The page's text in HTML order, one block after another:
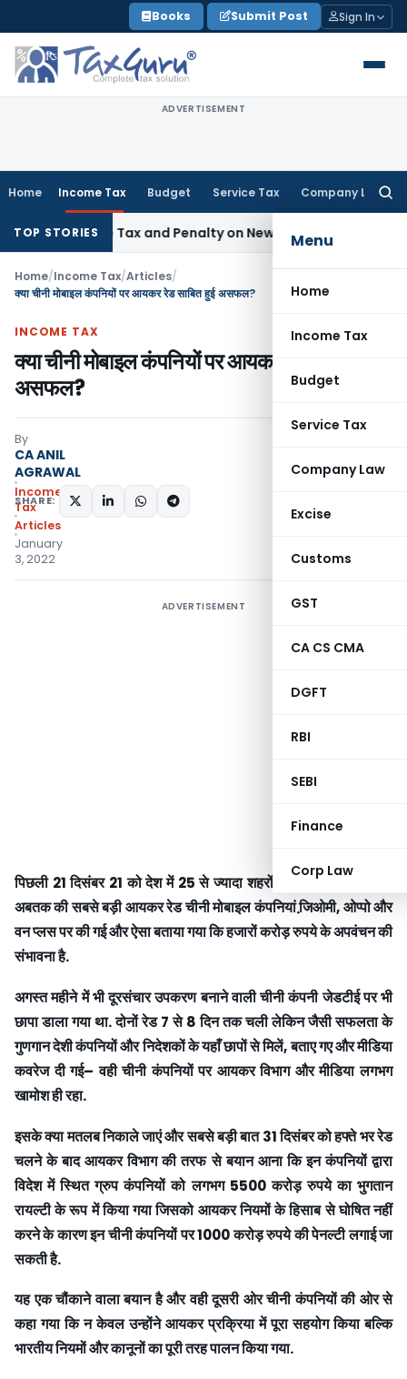
to
content
Books Submit Post Sign In
ADVERTISEMENT
Home Income Tax Budget Service Tax Company Law
Menu
Home
Income Tax
Budget
Service Tax
Company Law
Excise
Customs
GST
CA CS CMA
DGFT
RBI
SEBI
Finance
Corp Law
TOP STORIES
Tax and Penalty on Newly Registered Vehicle
Home/Income Tax/Articles/
क्या चीनी मोबाइल कंपनियों पर आयकर रेड साबित हुई असफल?
INCOME TAX
क्या चीनी मोबाइल कंपनियों पर आयकर रेड साबित हुई
असफल?
By
CA ANIL
AGRAWAL
Income
Tax
Articles
January
3, 2022
SHARE:
ADVERTISEMENT
पिछली 21दिसंबर 21को देश में 25से ज्यादा शहरों और लगभग
अबतक की सबसे बड़ी आयकर रेड चीनी मोबाइल कंपनियां जि़ओमी,ओप्पो और
वन प्लस पर की गई और ऐसा बताया गया कि हजारों करोड़ रुपये के अपवंचन की
संभावना है.
अगस्त महीने में भी दूरसंचार उपकरण बनाने वाली चीनी कंपनी जेडटीई पर भी
छापा डाला गया था.दोनों रेड7से8दिन तक चली लेकिन जैसी सफलता के
गुणगान देशी कंपनियों और निदेशकों के यहाँ छापों से मिलें,बताए गए और मीडिया
कवरेज दी गई–वही चीनी कंपनियों पर आयकर विभाग और मीडिया लगभग
खामोश ही रहा.
इसके क्या मतलब निकाले जाएं और सबसे बड़ी बात31दिसंबर को हफ्ते भर रेड
चलने के बाद आयकर विभाग की तरफ से बयान आना कि इन कंपनियों द्वारा
विदेश में स्थित ग्रुप कंपनियों को लगभग 5500करोड़ रुपये का भुगतान
रायल्टी के रूप में किया गया जिसको आयकर नियमों के हिसाब से घोषितनहीं
करने के कारण इन चीनी कंपनियों पर1000करोड़ रुपये की पेनल्टी लगाई जा
सकती है.
यह एक चौंकाने वाला बयान है और वही दूसरी ओर चीनी कंपनियों की ओर से
कहा गया कि न केवल उन्होंने आयकर प्रक्रिया में पूरा सहयोग किया बल्कि
भारतीय नियमों और कानूनों का पूरी तरह पालन किया गया.